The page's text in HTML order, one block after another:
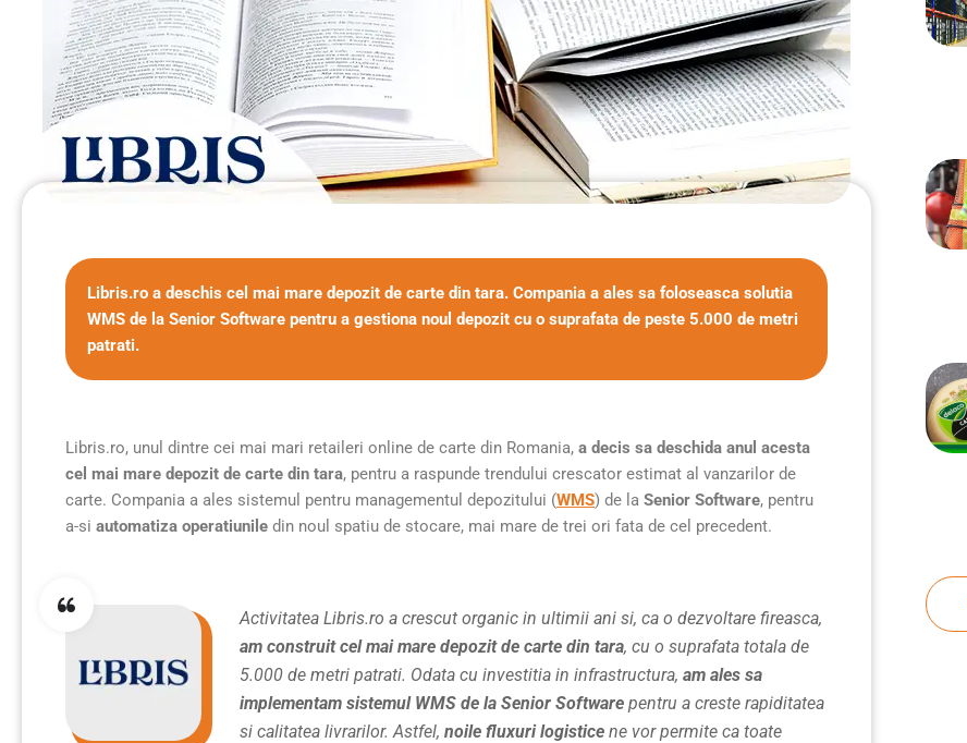
Libris.ro a deschis cel mai mare depozit de carte din tara. Compania a ales sa foloseasca solutia
WMS de la Senior Software pentru a gestiona noul depozit cu o suprafata de peste 5.000 de metri
patrati.
Libris.ro, unul dintre cei mai mari retaileri online de carte din Romania, a decis sa deschida anul acesta
cel mai mare depozit de carte din tara, pentru a raspunde trendului crescator estimat al vanzarilor de
carte. Compania a ales sistemul pentru managementul depozitului (WMS) de la Senior Software, pentru
a-si automatiza operatiunile din noul spatiu de stocare, mai mare de trei ori fata de cel precedent.
Activitatea Libris.ro a crescut organic in ultimii ani si, ca o dezvoltare fireasca,
am construit cel mai mare depozit de carte din tara, cu o suprafata totala de
5.000 de metri patrati. Odata cu investitia in infrastructura, am ales sa
implementam sistemul WMS de la Senior Software pentru a creste rapiditatea
si calitatea livrarilor. Astfel, noile fluxuri logistice ne vor permite ca toate